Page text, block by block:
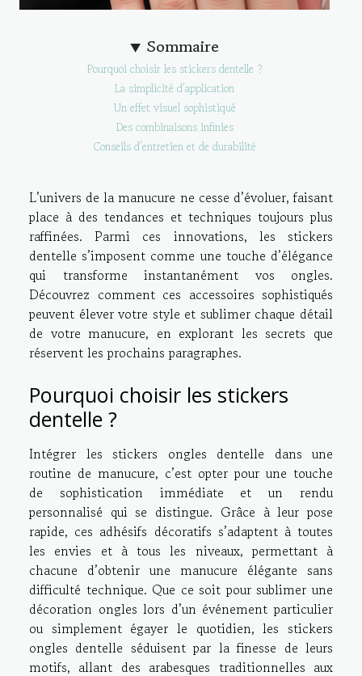
Sommaire
Pourquoi choisir les stickers dentelle ?
La simplicité d’application
Un effet visuel sophistiqué
Des combinaisons infinies
Conseils d’entretien et de durabilité
L’univers de la manucure ne cesse d’évoluer, faisant
place à des tendances et techniques toujours plus
raffinées. Parmi ces innovations, les stickers
dentelle s’imposent comme une touche d’élégance
qui transforme instantanément vos ongles.
Découvrez comment ces accessoires sophistiqués
peuvent élever votre style et sublimer chaque détail
de votre manucure, en explorant les secrets que
réservent les prochains paragraphes.
Pourquoi choisir les stickers
dentelle ?
Intégrer les stickers ongles dentelle dans une
routine de manucure, c’est opter pour une touche
de sophistication immédiate et un rendu
personnalisé qui se distingue. Grâce à leur pose
rapide, ces adhésifs décoratifs s’adaptent à toutes
les envies et à tous les niveaux, permettant à
chacune d’obtenir une manucure élégante sans
difficulté technique. Que ce soit pour sublimer une
décoration ongles lors d’un événement particulier
ou simplement égayer le quotidien, les stickers
ongles dentelle séduisent par la finesse de leurs
motifs, allant des arabesques traditionnelles aux